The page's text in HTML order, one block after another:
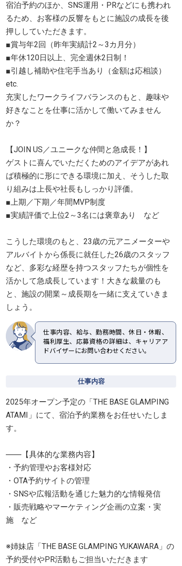
宿泊予約のほか、SNS運用・PRなどにも携われ
るため、お客様の反響をもとに施設の成長を後
押ししていただきます。
■賞与年2回（昨年実績計2～3カ月分）
■年休120日以上、完全週休2日制！
■引越し補助や住宅手当あり（金額は応相談）
etc.
充実したワークライフバランスのもと、趣味や
好きなことを仕事に活かして働いてみません
か？
【JOIN US／ユニークな仲間と急成長！】
ゲストに喜んでいただくためのアイデアがあれ
ば積極的に形にできる環境に加え、そうした取
り組みは上長や社長もしっかり評価。
■上期／下期／年間MVP制度
■実績評価で上位2～3名には褒章あり など
こうした環境のもと、23歳の元アニメーターや
アルバイトから係長に就任した26歳のスタッフ
など、多彩な経歴を持つスタッフたちが個性を
活かして急成長しています！大きな裁量のも
と、施設の開業～成長期を一緒に支えていきま
しょう。
仕事内容、給与、勤務時間、休日・休暇、
福利厚生、応募資格の詳細は、キャリアア
ドバイザーにお問い合わせください。
仕事内容
2025年オープン予定の「THE BASE GLAMPING
ATAMI」にて、宿泊予約業務をお任せいたしま
す。
――【具体的な業務内容】
・予約管理やお客様対応
・OTA予約サイトの管理
・SNSや広報活動を通じた魅力的な情報発信
・販売戦略やマーケティング企画の立案・実
施 など
※姉妹店「THE BASE GLAMPING YUKAWARA」の
予約受付やPR活動もご担当いただきます